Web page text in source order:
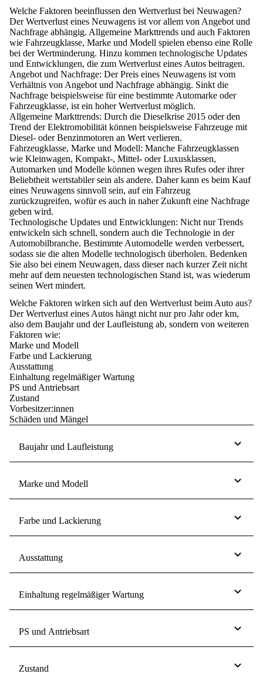
Welche Faktoren beeinflussen den Wertverlust bei Neuwagen?
Der Wertverlust eines Neuwagens ist vor allem von Angebot und
Nachfrage abhängig. Allgemeine Markttrends und auch Faktoren
wie Fahrzeugklasse, Marke und Modell spielen ebenso eine Rolle
bei der Wertminderung. Hinzu kommen technologische Updates
und Entwicklungen, die zum Wertverlust eines Autos beitragen.
Angebot und Nachfrage: Der Preis eines Neuwagens ist vom
Verhältnis von Angebot und Nachfrage abhängig. Sinkt die
Nachfrage beispielsweise für eine bestimmte Automarke oder
Fahrzeugklasse, ist ein hoher Wertverlust möglich.
Allgemeine Markttrends: Durch die Dieselkrise 2015 oder den
Trend der Elektromobilität können beispielsweise Fahrzeuge mit
Diesel- oder Benzinmotoren an Wert verlieren.
Fahrzeugklasse, Marke und Modell: Manche Fahrzeugklassen
wie Kleinwagen, Kompakt-, Mittel- oder Luxusklassen,
Automarken und Modelle können wegen ihres Rufes oder ihrer
Beliebtheit wertstabiler sein als andere. Daher kann es beim Kauf
eines Neuwagens sinnvoll sein, auf ein Fahrzeug
zurückzugreifen, wofür es auch in naher Zukunft eine Nachfrage
geben wird.
Technologische Updates und Entwicklungen: Nicht nur Trends
entwickeln sich schnell, sondern auch die Technologie in der
Automobilbranche. Bestimmte Automodelle werden verbessert,
sodass sie die alten Modelle technologisch überholen. Bedenken
Sie also bei einem Neuwagen, dass dieser nach kurzer Zeit nicht
mehr auf dem neuesten technologischen Stand ist, was wiederum
seinen Wert mindert.
Welche Faktoren wirken sich auf den Wertverlust beim Auto aus?
Der Wertverlust eines Autos hängt nicht nur pro Jahr oder km,
also dem Baujahr und der Laufleistung ab, sondern von weiteren
Faktoren wie:
Marke und Modell
Farbe und Lackierung
Ausstattung
Einhaltung regelmäßiger Wartung
PS und Antriebsart
Zustand
Vorbesitzer:innen
Schäden und Mängel
Baujahr und Laufleistung
Marke und Modell
Farbe und Lackierung
Ausstattung
Einhaltung regelmäßiger Wartung
PS und Antriebsart
Zustand